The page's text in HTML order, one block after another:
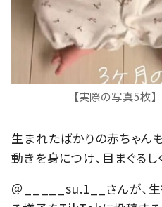
【実際の写真5枚
生まれたばかりの赤ちゃん
動きを身につけ、目まぐるし
＠_____su.1__さんが、